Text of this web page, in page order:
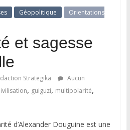
Géopolitique
Orientations
et sagesse
Strategika
Aucun
, guiguzi, multipolarité,
d’Alexander Douguine est une